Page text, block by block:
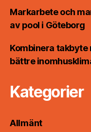
Markarbete och
av pool i Göteborg
Kombinera
bättre
Kategorier
Allmänt